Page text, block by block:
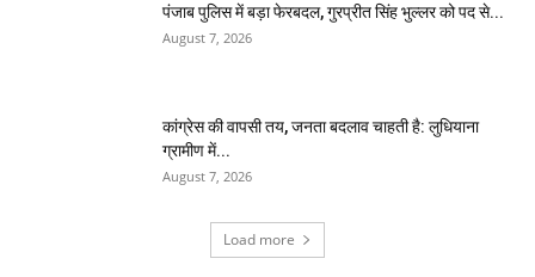
पंजाब पुलिस में बड़ा फेरबदल, गुरप्रीत सिंह भुल्लर को पद से...
August 7, 2026
कांग्रेस की वापसी तय, जनता बदलाव चाहती है: लुधियाना
ग्रामीण में...
August 7, 2026
Load more